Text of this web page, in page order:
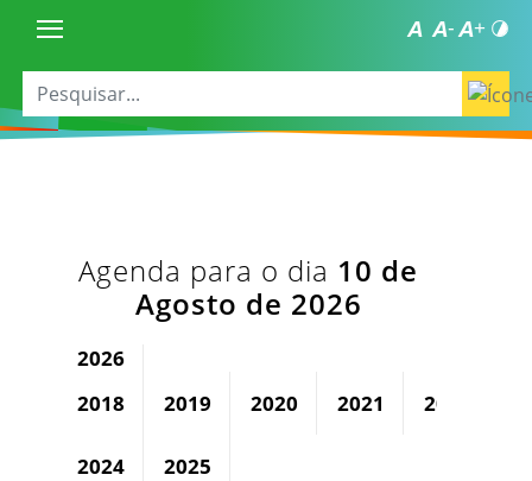
Agenda para o dia 10 de
Agosto de 2026
2026
2018
2019 2020 2021 2022
2024 2025